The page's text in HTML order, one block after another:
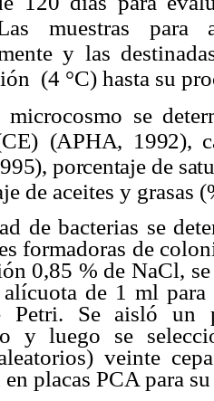
muestras para
y las
(4 °C) hasta su
microcosmo se
(APHA, 1992),
porcentaje de
de aceites y grasas
de bacterias se
formadoras de
0,85 % de NaCl,
de 1 ml para
Petri. Se aisló un
y luego se
veinte
placas PCA para